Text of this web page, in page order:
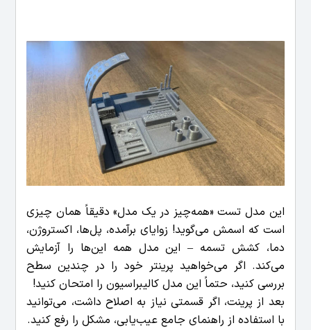
این مدل تست «همه‌چیز در یک مدل» دقیقاً همان چیزی
است که اسمش می‌گوید! زوایای برآمده، پل‌ها، اکستروژن،
دما، کشش تسمه – این مدل همه این‌ها را آزمایش
می‌کند. اگر می‌خواهید پرینتر خود را در چندین سطح
بررسی کنید، حتماً این مدل کالیبراسیون را امتحان کنید!
بعد از پرینت، اگر قسمتی نیاز به اصلاح داشت، می‌توانید
با استفاده از راهنمای جامع عیب‌یابی، مشکل را رفع کنید.